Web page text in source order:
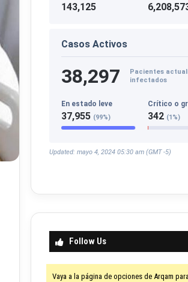
143,125
Casos Activos
38,297
Pacientes
infectados
En estado leve
37,955 (99%)
Crítico o
342 (1%)
Updated: mayo 4, 2024 05:30 am (GMT -5)
Follow Us
Vaya a la página de opciones de Arqam